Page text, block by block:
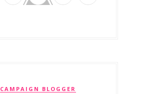
CAMPAIGN BLOGGER